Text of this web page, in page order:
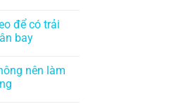
để có trải
bay
nên làm